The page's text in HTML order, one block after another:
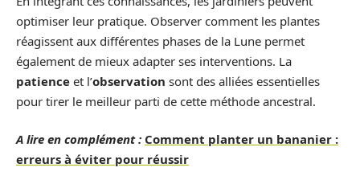
optimiser leur pratique. Observer comment les plantes
réagissent aux différentes phases de la Lune permet
également de mieux adapter ses interventions. La
patience et l’observation sont des alliées essentielles
pour tirer le meilleur parti de cette méthode ancestral.
A lire en complément : Comment planter un bananier :
erreurs à éviter pour réussir